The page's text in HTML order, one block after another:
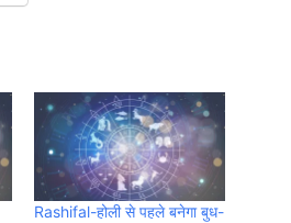
Rashifal-होली से पहले बनेगा बुध-